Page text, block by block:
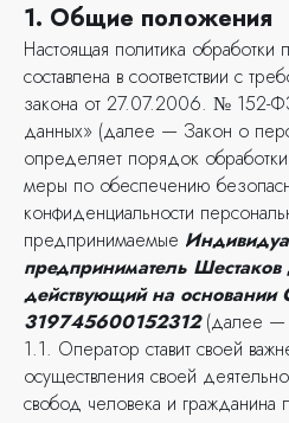
1. Общие положения
Настоящая политика обработки
составлена в соответствии с
закона от 27.07.2006. № 152-
данных» (далее — Закон о
определяет порядок
меры по обеспечению
конфиденциальности
предпринимаемые
предприниматель
действующий на основании
319745600152312(далее —
1.1. Оператор ставит своей
осуществления своей
свобод человека и гражданина